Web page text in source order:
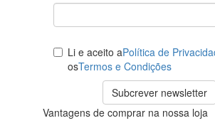
Li e aceito aPolítica de
osTermos e Condições
Subcrever newsletter
Vantagens de comprar na nossa loja